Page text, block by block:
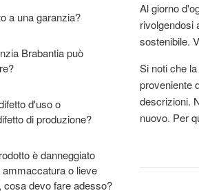
a una garanzia?
Brabantia può
d'uso o
di produzione?
è danneggiato
ammaccatura o lieve
cosa devo fare adesso?
Al giorno
rivolgendosi
sostenibile.
Si noti che
proveniente
descrizioni.
nuovo. Per